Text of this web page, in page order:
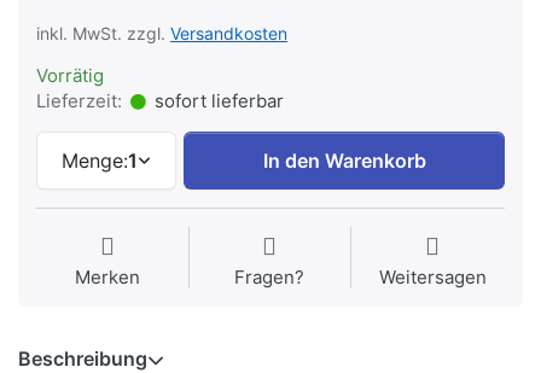
inkl. MwSt. zzgl. Versandkosten
Vorrätig
Lieferzeit:
sofort lieferbar
Menge:1 In den Warenkorb
Merken Fragen? Weitersagen
Beschreibung